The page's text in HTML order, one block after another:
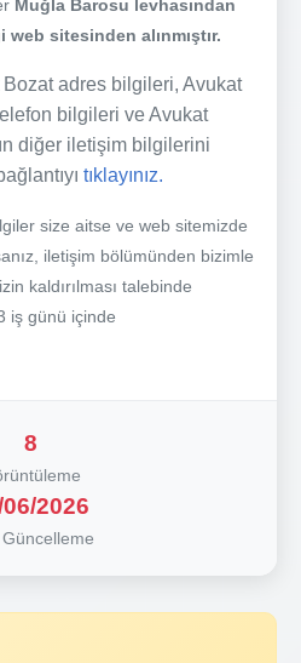
Muğla Barosu levhasından
sitesinden alınmıştır.
adres bilgileri, Avukat
bilgileri ve Avukat
diğer iletişim bilgilerini
tıklayınız.
size aitse ve web sitemizde
iletişim bölümünden bizimle
kaldırılması talebinde
iş günü içinde
8
2026